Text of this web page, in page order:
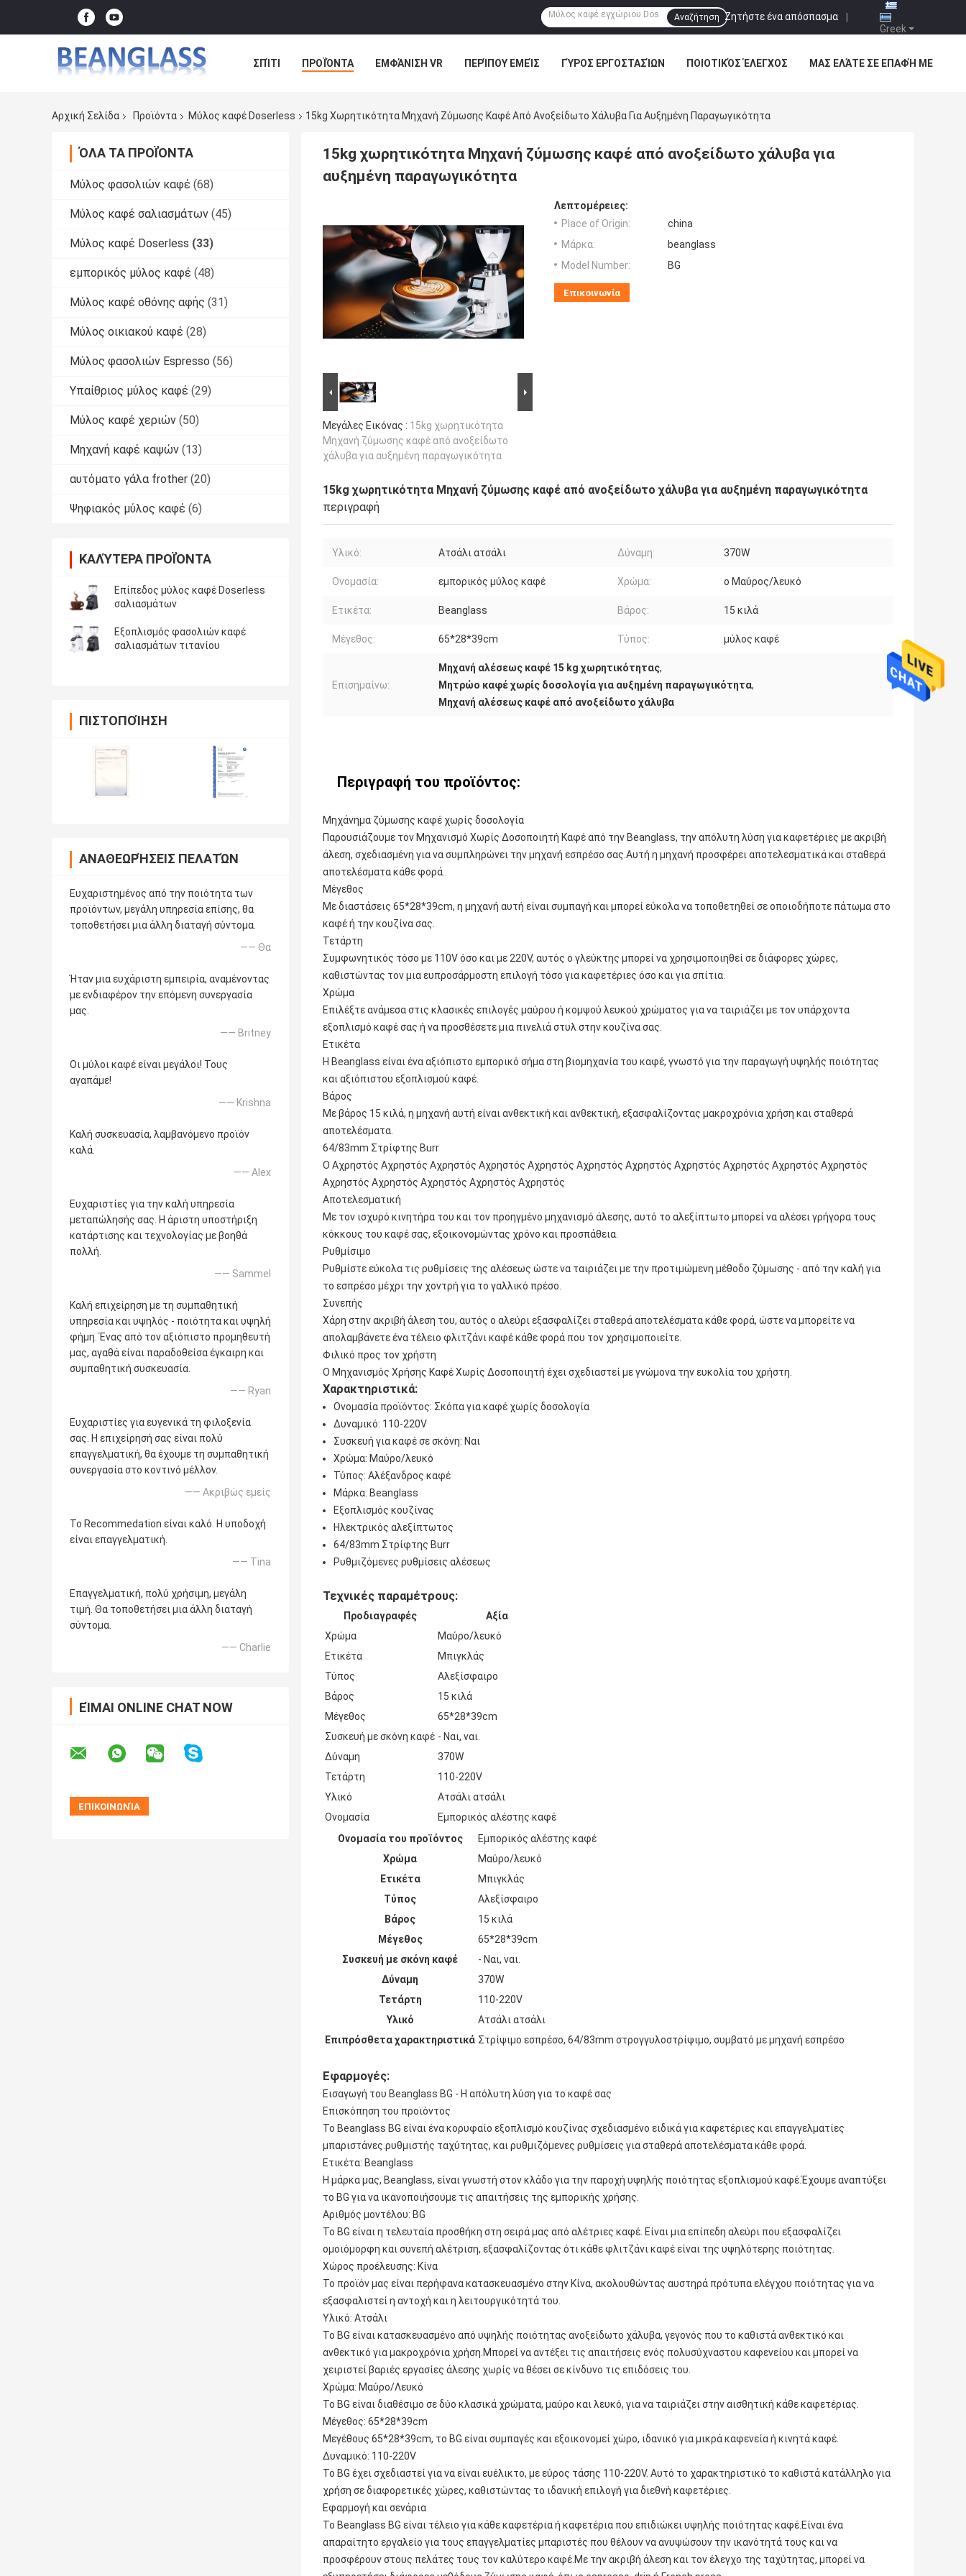
Greek
Ζητήστε ένα απόσπασμα |
Αναζήτηση
ΣΠΊΤΙ ΠΡΟΪΌΝΤΑ ΕΜΦΆΝΙΣΗ VR ΠΕΡΊΠΟΥ ΕΜΕΊΣ ΓΎΡΟΣ ΕΡΓΟΣΤΑΣΊΩΝ ΠΟΙΟΤΙΚΌΣ ΈΛΕΓΧΟΣ ΜΑΣ ΕΛΆΤΕ ΣΕ ΕΠΑΦΉ ΜΕ
Αρχική Σελίδα
Προϊόντα Μύλος καφέ Doserless 15kg Χωρητικότητα Μηχανή Ζύμωσης Καφέ Από Ανοξείδωτο Χάλυβα Για Αυξημένη Παραγωγικότητα
ΌΛΑ ΤΑ ΠΡΟΪΌΝΤΑ
Μύλος φασολιών καφέ (68)
Μύλος καφέ σαλιασμάτων (45)
Μύλος καφέ Doserless (33)
εμπορικός μύλος καφέ (48)
Μύλος καφέ οθόνης αφής (31)
Μύλος οικιακού καφέ (28)
Μύλος φασολιών Espresso (56)
Υπαίθριος μύλος καφέ (29)
Μύλος καφέ χεριών (50)
Μηχανή καφέ καψών (13)
αυτόματο γάλα frother (20)
Ψηφιακός μύλος καφέ (6)
ΚΑΛΎΤΕΡΑ ΠΡΟΪΌΝΤΑ
Επίπεδος μύλος καφέ Doserless
σαλιασμάτων
Εξοπλισμός φασολιών καφέ
σαλιασμάτων τιτανίου
ΠΙΣΤΟΠΟΊΗΣΗ
ΑΝΑΘΕΩΡΉΣΕΙΣ ΠΕΛΑΤΏΝ
Ευχαριστημένος από την ποιότητα των
προϊόντων, μεγάλη υπηρεσία επίσης, θα
τοποθετήσει μια άλλη διαταγή σύντομα.
—— Θα
Ήταν μια ευχάριστη εμπειρία, αναμένοντας
με ενδιαφέρον την επόμενη συνεργασία
μας.
—— Britney
Οι μύλοι καφέ είναι μεγάλοι! Τους
αγαπάμε!
—— Krishna
Καλή συσκευασία, λαμβανόμενο προϊόν
καλά.
—— Alex
Ευχαριστίες για την καλή υπηρεσία
μεταπώλησής σας. Η άριστη υποστήριξη
κατάρτισης και τεχνολογίας με βοηθά
πολλή.
—— Sammel
Καλή επιχείρηση με τη συμπαθητική
υπηρεσία και υψηλός - ποιότητα και υψηλή
φήμη. Ένας από τον αξιόπιστο προμηθευτή
μας, αγαθά είναι παραδοθείσα έγκαιρη και
συμπαθητική συσκευασία.
—— Ryan
Ευχαριστίες για ευγενικά τη φιλοξενία
σας. Η επιχείρησή σας είναι πολύ
επαγγελματική, θα έχουμε τη συμπαθητική
συνεργασία στο κοντινό μέλλον.
—— Ακριβώς εμείς
Το Recommedation είναι καλό. Η υποδοχή
είναι επαγγελματική.
—— Tina
Επαγγελματική, πολύ χρήσιμη, μεγάλη
τιμή. Θα τοποθετήσει μια άλλη διαταγή
σύντομα.
—— Charlie
ΕΊΜΑΙ ONLINE CHAT NOW
15kg χωρητικότητα Μηχανή ζύμωσης καφέ από ανοξείδωτο χάλυβα για
αυξημένη παραγωγικότητα
Μεγάλες Εικόνας : 15kg χωρητικότητα
Μηχανή ζύμωσης καφέ από ανοξείδωτο
χάλυβα για αυξημένη παραγωγικότητα
Λεπτομέρειες:
Place of Origin:
china
Μάρκα:
beanglass
Model Number:
BG
Επικοινωνία
15kg χωρητικότητα Μηχανή ζύμωσης καφέ από ανοξείδωτο χάλυβα για αυξημένη παραγωγικότητα
περιγραφή
Υλικό: Ατσάλι ατσάλι Δύναμη: 370W
Ονομασία: εμπορικός μύλος καφέ Χρώμα: ο Μαύρος/λευκό
Ετικέτα: Beanglass Βάρος: 15 κιλά
Μέγεθος: 65*28*39cm Τύπος: μύλος καφέ
Επισημαίνω:
Μηχανή αλέσεως καφέ 15 kg χωρητικότητας,
Μητρώο καφέ χωρίς δοσολογία για αυξημένη παραγωγικότητα,
Μηχανή αλέσεως καφέ από ανοξείδωτο χάλυβα
Περιγραφή του προϊόντος:
Μηχάνημα ζύμωσης καφέ χωρίς δοσολογία
Παρουσιάζουμε τον Μηχανισμό Χωρίς Δοσοποιητή Καφέ από την Beanglass, την απόλυτη λύση για καφετέριες με ακριβή
άλεση, σχεδιασμένη για να συμπληρώνει την μηχανή εσπρέσο σας.Αυτή η μηχανή προσφέρει αποτελεσματικά και σταθερά
αποτελέσματα κάθε φορά..
Μέγεθος
Με διαστάσεις 65*28*39cm, η μηχανή αυτή είναι συμπαγή και μπορεί εύκολα να τοποθετηθεί σε οποιοδήποτε πάτωμα στο
καφέ ή την κουζίνα σας.
Τετάρτη
Συμφωνητικός τόσο με 110V όσο και με 220V, αυτός ο γλεύκτης μπορεί να χρησιμοποιηθεί σε διάφορες χώρες,
καθιστώντας τον μια ευπροσάρμοστη επιλογή τόσο για καφετέριες όσο και για σπίτια.
Χρώμα
Επιλέξτε ανάμεσα στις κλασικές επιλογές μαύρου ή κομψού λευκού χρώματος για να ταιριάζει με τον υπάρχοντα
εξοπλισμό καφέ σας ή να προσθέσετε μια πινελιά στυλ στην κουζίνα σας.
Ετικέτα
Η Beanglass είναι ένα αξιόπιστο εμπορικό σήμα στη βιομηχανία του καφέ, γνωστό για την παραγωγή υψηλής ποιότητας
και αξιόπιστου εξοπλισμού καφέ.
Βάρος
Με βάρος 15 κιλά, η μηχανή αυτή είναι ανθεκτική και ανθεκτική, εξασφαλίζοντας μακροχρόνια χρήση και σταθερά
αποτελέσματα.
64/83mm Στρίφτης Burr
Ο Αχρηστός Αχρηστός Αχρηστός Αχρηστός Αχρηστός Αχρηστός Αχρηστός Αχρηστός Αχρηστός Αχρηστός Αχρηστός
Αχρηστός Αχρηστός Αχρηστός Αχρηστός Αχρηστός
Αποτελεσματική
Με τον ισχυρό κινητήρα του και τον προηγμένο μηχανισμό άλεσης, αυτό το αλεξίπτωτο μπορεί να αλέσει γρήγορα τους
κόκκους του καφέ σας, εξοικονομώντας χρόνο και προσπάθεια.
Ρυθμίσιμο
Ρυθμίστε εύκολα τις ρυθμίσεις της αλέσεως ώστε να ταιριάζει με την προτιμώμενη μέθοδο ζύμωσης - από την καλή για
το εσπρέσο μέχρι την χοντρή για το γαλλικό πρέσο.
Συνεπής
Χάρη στην ακριβή άλεση του, αυτός ο αλεύρι εξασφαλίζει σταθερά αποτελέσματα κάθε φορά, ώστε να μπορείτε να
απολαμβάνετε ένα τέλειο φλιτζάνι καφέ κάθε φορά που τον χρησιμοποιείτε.
Φιλικό προς τον χρήστη
Ο Μηχανισμός Χρήσης Καφέ Χωρίς Δοσοποιητή έχει σχεδιαστεί με γνώμονα την ευκολία του χρήστη.
Χαρακτηριστικά:
Ονομασία προϊόντος: Σκόπα για καφέ χωρίς δοσολογία
Δυναμικό: 110-220V
Συσκευή για καφέ σε σκόνη: Ναι
Χρώμα: Μαύρο/λευκό
Τύπος: Αλέξανδρος καφέ
Μάρκα: Beanglass
Εξοπλισμός κουζίνας
Ηλεκτρικός αλεξίπτωτος
64/83mm Στρίφτης Burr
Ρυθμιζόμενες ρυθμίσεις αλέσεως
Τεχνικές παραμέτρους:
Προδιαγραφές
Αξία
Χρώμα
Μαύρο/λευκό
Ετικέτα
Μπιγκλάς
Τύπος
Αλεξίσφαιρο
Βάρος
15 κιλά
Μέγεθος
65*28*39cm
Συσκευή με σκόνη καφέ - Ναι, ναι.
Δύναμη
370W
Τετάρτη
110-220V
Υλικό
Ατσάλι ατσάλι
Ονομασία
Εμπορικός αλέστης καφέ
Ονομασία του προϊόντος
Εμπορικός αλέστης καφέ
Χρώμα
Μαύρο/λευκό
Ετικέτα
Μπιγκλάς
Τύπος
Αλεξίσφαιρο
Βάρος
15 κιλά
Μέγεθος
65*28*39cm
Συσκευή με σκόνη καφέ
- Ναι, ναι.
Δύναμη
370W
Τετάρτη
110-220V
Υλικό
Ατσάλι ατσάλι
Επιπρόσθετα χαρακτηριστικά Στρίψιμο εσπρέσο, 64/83mm στρογγυλοστρίψιμο, συμβατό με μηχανή εσπρέσο
Εφαρμογές:
Εισαγωγή του Beanglass BG - Η απόλυτη λύση για το καφέ σας
Επισκόπηση του προϊόντος
Το Beanglass BG είναι ένα κορυφαίο εξοπλισμό κουζίνας σχεδιασμένο ειδικά για καφετέριες και επαγγελματίες
μπαριστάνες.ρυθμιστής ταχύτητας, και ρυθμιζόμενες ρυθμίσεις για σταθερά αποτελέσματα κάθε φορά.
Ετικέτα: Beanglass
Η μάρκα μας, Beanglass, είναι γνωστή στον κλάδο για την παροχή υψηλής ποιότητας εξοπλισμού καφέ.Έχουμε αναπτύξει
το BG για να ικανοποιήσουμε τις απαιτήσεις της εμπορικής χρήσης.
Αριθμός μοντέλου: BG
Το BG είναι η τελευταία προσθήκη στη σειρά μας από αλέτριες καφέ. Είναι μια επίπεδη αλεύρι που εξασφαλίζει
ομοιόμορφη και συνεπή αλέτριση, εξασφαλίζοντας ότι κάθε φλιτζάνι καφέ είναι της υψηλότερης ποιότητας.
Χώρος προέλευσης: Κίνα
Το προϊόν μας είναι περήφανα κατασκευασμένο στην Κίνα, ακολουθώντας αυστηρά πρότυπα ελέγχου ποιότητας για να
εξασφαλιστεί η αντοχή και η λειτουργικότητά του.
Υλικό: Ατσάλι
Το BG είναι κατασκευασμένο από υψηλής ποιότητας ανοξείδωτο χάλυβα, γεγονός που το καθιστά ανθεκτικό και
ανθεκτικό για μακροχρόνια χρήση.Μπορεί να αντέξει τις απαιτήσεις ενός πολυσύχναστου καφενείου και μπορεί να
χειριστεί βαριές εργασίες άλεσης χωρίς να θέσει σε κίνδυνο τις επιδόσεις του.
Χρώμα: Μαύρο/Λευκό
Το BG είναι διαθέσιμο σε δύο κλασικά χρώματα, μαύρο και λευκό, για να ταιριάζει στην αισθητική κάθε καφετέριας.
Μέγεθος: 65*28*39cm
Μεγέθους 65*28*39cm, το BG είναι συμπαγές και εξοικονομεί χώρο, ιδανικό για μικρά καφενεία ή κινητά καφέ.
Δυναμικό: 110-220V
Το BG έχει σχεδιαστεί για να είναι ευέλικτο, με εύρος τάσης 110-220V. Αυτό το χαρακτηριστικό το καθιστά κατάλληλο για
χρήση σε διαφορετικές χώρες, καθιστώντας το ιδανική επιλογή για διεθνή καφετέριες.
Εφαρμογή και σενάρια
Το Beanglass BG είναι τέλειο για κάθε καφετέρια ή καφετέρια που επιδιώκει υψηλής ποιότητας καφέ.Είναι ένα
απαραίτητο εργαλείο για τους επαγγελματίες μπαριστές που θέλουν να ανυψώσουν την ικανότητά τους και να
προσφέρουν στους πελάτες τους τον καλύτερο καφέ.Με την ακριβή άλεση και τον έλεγχο της ταχύτητας, μπορεί να